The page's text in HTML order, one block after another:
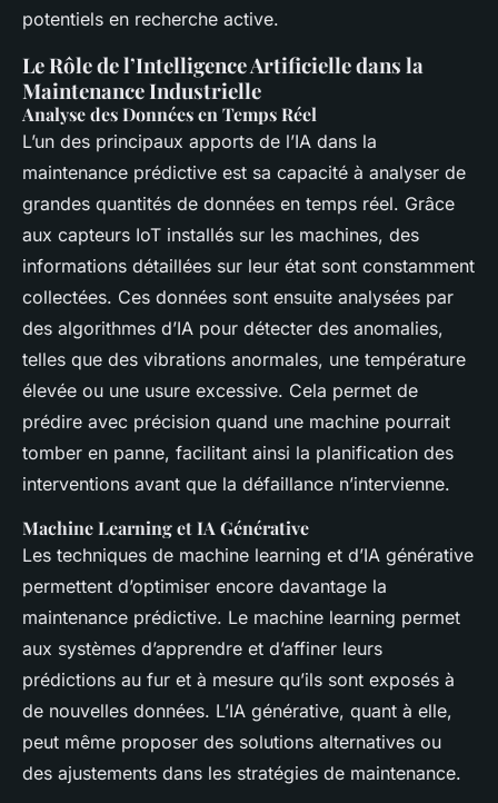
potentiels en recherche active.
Le Rôle de l’Intelligence Artificielle dans la
Maintenance Industrielle
Analyse des Données en Temps Réel
L’un des principaux apports de l’IA dans la
maintenance prédictive est sa capacité à analyser de
grandes quantités de données en temps réel. Grâce
aux capteurs IoT installés sur les machines, des
informations détaillées sur leur état sont constamment
collectées. Ces données sont ensuite analysées par
des algorithmes d’IA pour détecter des anomalies,
telles que des vibrations anormales, une température
élevée ou une usure excessive. Cela permet de
prédire avec précision quand une machine pourrait
tomber en panne, facilitant ainsi la planification des
interventions avant que la défaillance n’intervienne.
Machine Learning et IA Générative
Les techniques de machine learning et d’IA générative
permettent d’optimiser encore davantage la
maintenance prédictive. Le machine learning permet
aux systèmes d’apprendre et d’affiner leurs
prédictions au fur et à mesure qu’ils sont exposés à
de nouvelles données. L’IA générative, quant à elle,
peut même proposer des solutions alternatives ou
des ajustements dans les stratégies de maintenance.